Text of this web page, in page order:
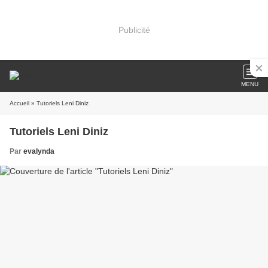
Publicité
MENU
Accueil » Tutoriels Leni Diniz
Tutoriels Leni Diniz
Par evalynda